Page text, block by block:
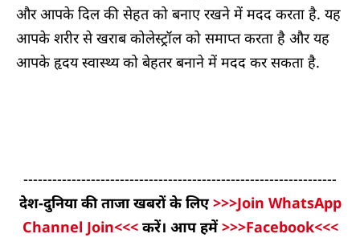
और आपके दिल की सेहत को बनाए रखने में मदद करता है. यह
आपके शरीर से खराब कोलेस्ट्रॉल को समाप्त करता है और यह
आपके हृदय स्वास्थ्य को बेहतर बनाने में मदद कर सकता है.
-----------------------------------------------------------------
देश-दुनिया की ताजा खबरों के लिए>>>Join WhatsApp
Channel Join<<< करें। आप हमें>>>Facebook<<<